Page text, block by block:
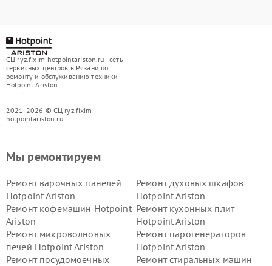
СЦ ryz.fixim-hotpointariston.ru - сеть
сервисных центров в Рязани по
ремонту и обслуживанию техники
Hotpoint Ariston
2021-2026 © СЦ ryz.fixim-
hotpointariston.ru
Мы ремонтируем
Ремонт варочных панелей
Hotpoint Ariston
Ремонт духовых шкафов
Hotpoint Ariston
Ремонт кофемашин Hotpoint
Ariston
Ремонт кухонных плит
Hotpoint Ariston
Ремонт микроволновых
печей Hotpoint Ariston
Ремонт парогенераторов
Hotpoint Ariston
Ремонт посудомоечных
Ремонт стиральных машин